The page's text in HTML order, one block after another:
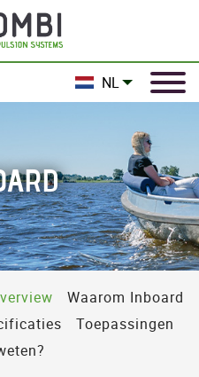
NL
Waarom Inboard
Toepassingen